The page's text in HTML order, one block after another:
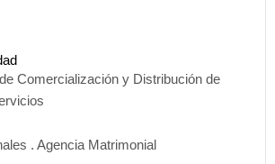
Comercialización y Distribución de
. Agencia Matrimonial